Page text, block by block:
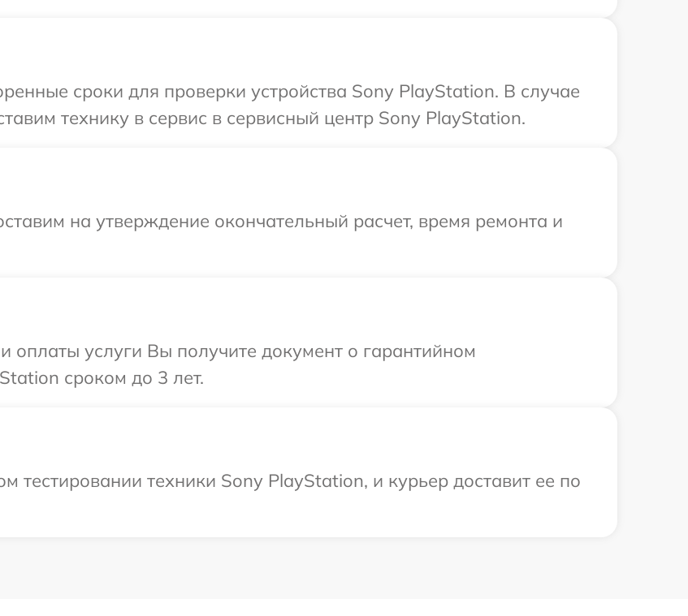
сроки для проверки устройства Sony PlayStation. В случае
технику в сервис в сервисный центр Sony PlayStation.
на утверждение окончательный расчет, время ремонта и
оплаты услуги Вы получите документ о гарантийном
сроком до 3 лет.
тестировании техники Sony PlayStation, и курьер доставит ее по